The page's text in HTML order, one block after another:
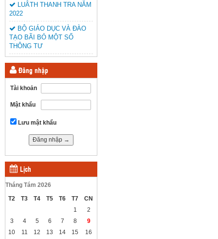
LUÂTH THANH TRA NĂM
2022
BỘ GIÁO DỤC VÀ ĐÀO
TẠO BÃI BỎ MỘT SỐ
THÔNG TƯ
Đăng nhập
Tài khoản
Mật khẩu
Lưu mật khẩu
Lịch
Tháng Tám 2026
T2
T3 T4 T5 T6 T7
CN
1
2
3
4 5 6 7 8
9
10
11 12 13 14 15
16